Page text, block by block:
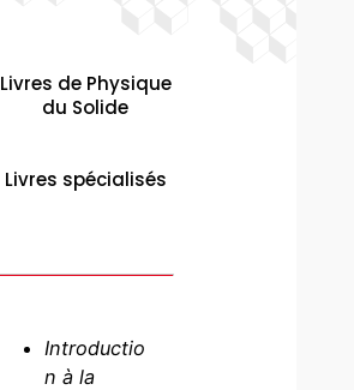
Livres de Physique
du Solide
Livres spécialisés
Introductio
n à la